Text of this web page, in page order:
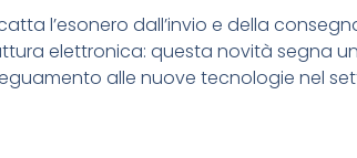
l’esonero dall’invio e della
elettronica: questa novità segna
alle nuove tecnologie nel